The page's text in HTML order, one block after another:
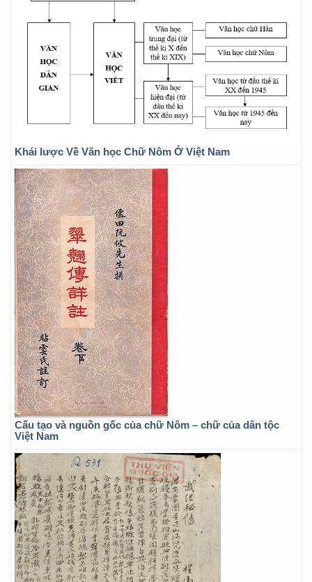
Khái lược Về Văn học Chữ Nôm Ở Việt Nam
Cấu tạo và nguồn gốc của chữ Nôm – chữ của dân tộc
Việt Nam